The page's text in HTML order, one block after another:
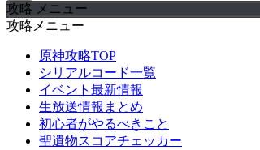
攻略 メニュー
攻略メニュー
原神攻略TOP
シリアルコード一覧
イベント最新情報
生放送情報まとめ
初心者がやるべきこと
聖遺物スコアチェッカー